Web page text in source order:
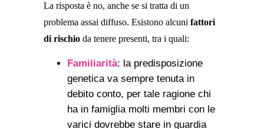
La risposta è no, anche se si tratta di un
problema assai diffuso. Esistono alcuni fattori
di rischio da tenere presenti, tra i quali:
Familiarità: la predisposizione
genetica va sempre tenuta in
debito conto, per tale ragione chi
ha in famiglia molti membri con le
varici dovrebbe stare in guardia